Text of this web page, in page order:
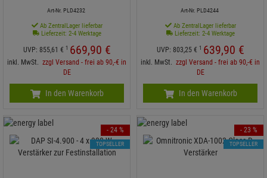
Art-Nr. PLD4232
Ab ZentralLager lieferbar
Lieferzeit: 2-4 Werktage
UVP: 855,61 € 1 669,90 €
inkl. MwSt. zzgl Versand - frei ab 90,-€ in
DE
In den Warenkorb
Art-Nr. PLD4244
Ab ZentralLager lieferbar
Lieferzeit: 2-4 Werktage
UVP: 803,25 € 1 639,90 €
inkl. MwSt. zzgl Versand - frei ab 90,-€ in
DE
In den Warenkorb
- 24 %
TOPSELLER
- 23 %
TOPSELLER